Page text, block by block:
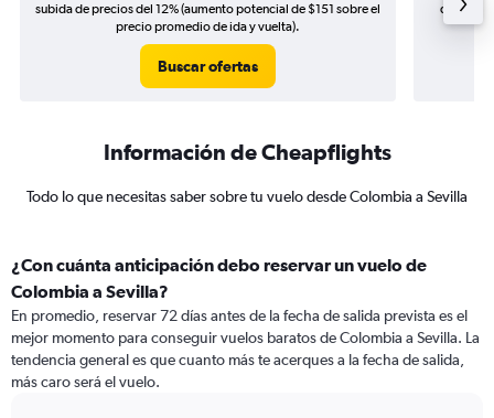
subida de precios del 12% (aumento potencial de $151 sobre el
precio promedio de ida y vuelta).
Buscar ofertas
de
Información de Cheapflights
Todo lo que necesitas saber sobre tu vuelo desde Colombia a Sevilla
¿Con cuánta anticipación debo reservar un vuelo de
Colombia a Sevilla?
En promedio, reservar 72 días antes de la fecha de salida prevista es el
mejor momento para conseguir vuelos baratos de Colombia a Sevilla. La
tendencia general es que cuanto más te acerques a la fecha de salida,
más caro será el vuelo.